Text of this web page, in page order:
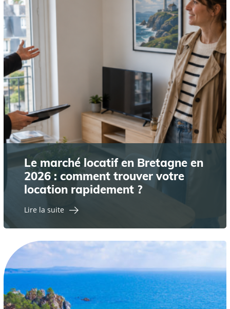
Le marché locatif en Bretagne en
2026 : comment trouver votre
location rapidement ?
Lire la suite